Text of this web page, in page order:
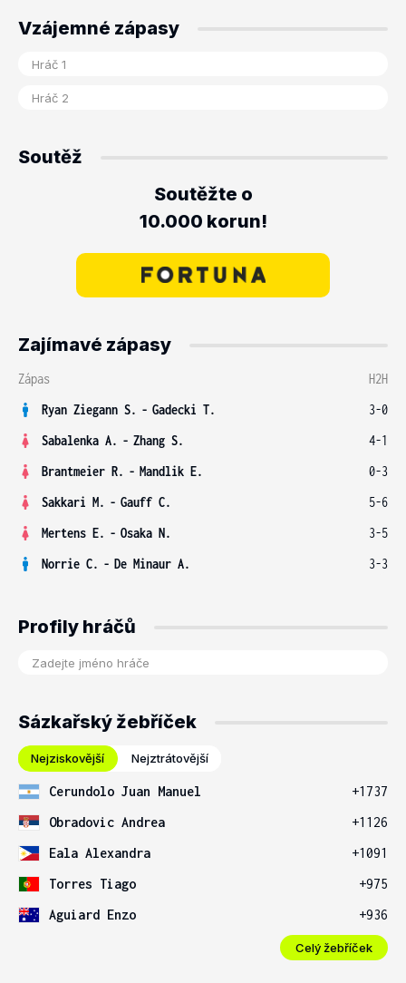
Vzájemné zápasy
Soutěž
Soutěžte o
10.000 korun!
Zajímavé zápasy
Zápas
H2H
Ryan Ziegann S. - Gadecki T.
3-0
Sabalenka A. - Zhang S.
4-1
Brantmeier R. - Mandlik E.
0-3
Sakkari M. - Gauff C.
5-6
Mertens E. - Osaka N.
3-5
Norrie C. - De Minaur A. 3-3
Profily hráčů
Sázkařský žebříček
Nejziskovější Nejztrátovější
Cerundolo Juan Manuel
+1737
Obradovic Andrea
+1126
Eala Alexandra
+1091
Torres Tiago
+975
Aguiard Enzo
+936
Celý žebříček